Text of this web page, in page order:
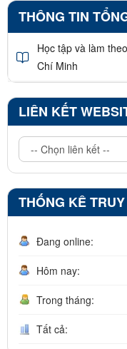
THÔNG TIN
Học tập và làm
Chí Minh
LIÊN KẾT
THỐNG KÊ
Đang online:
Hôm nay:
Trong tháng:
Tất cả: